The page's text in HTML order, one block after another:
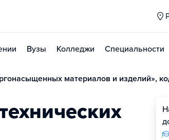
Вузы Колледжи Специальности
материалов и изделий»,